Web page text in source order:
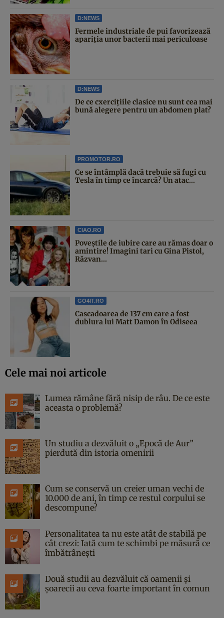
D:NEWS
Fermele industriale de pui favorizează
apariția unor bacterii mai periculoase
D:NEWS
De ce cxercițiile clasice nu sunt cea mai
bună alegere pentru un abdomen plat?
PROMOTOR.RO
Ce se întâmplă dacă trebuie să fugi cu
Tesla în timp ce încarcă? Un atac...
CIAO.RO
Poveştile de iubire care au rămas doar o
amintire! Imagini tari cu Gina Pistol,
Răzvan...
GO4IT.RO
Cascadoarea de 137 cm care a fost
dublura lui Matt Damon în Odiseea
Cele mai noi articole
Lumea rămâne fără nisip de râu. De ce este
aceasta o problemă?
Un studiu a dezvăluit o „Epocă de Aur”
pierdută din istoria omenirii
Cum se conservă un creier uman vechi de
10.000 de ani, în timp ce restul corpului se
descompune?
Personalitatea ta nu este atât de stabilă pe
cât crezi: Iată cum te schimbi pe măsură ce
îmbătrânești
Două studii au dezvăluit că oamenii și
șoarecii au ceva foarte important în comun